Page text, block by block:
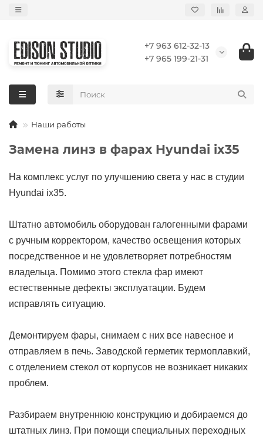
+7 963 612-32-13
+7 965 199-21-31
Наши работы
Замена линз в фарах Hyundai ix35
На комплекс услуг по улучшению света у нас в студии
Hyundai ix35.
Штатно автомобиль оборудован галогенными фарами
с ручным корректором, качество освещения которых
посредственное и не удовлетворяет потребностям
владельца. Помимо этого стекла фар имеют
естественные дефекты эксплуатации. Будем
исправлять ситуацию.
Демонтируем фары, снимаем с них все навесное и
отправляем в печь. Заводской герметик термоплавкий,
с отделением стекол от корпусов не возникает никаких
проблем.
Разбираем внутреннюю конструкцию и добираемся до
штатных линз. При помощи специальных переходных